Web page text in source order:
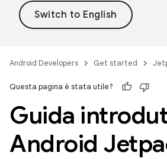
Android Developers Get started
Questa pagina è stata utile?
Guida
Android